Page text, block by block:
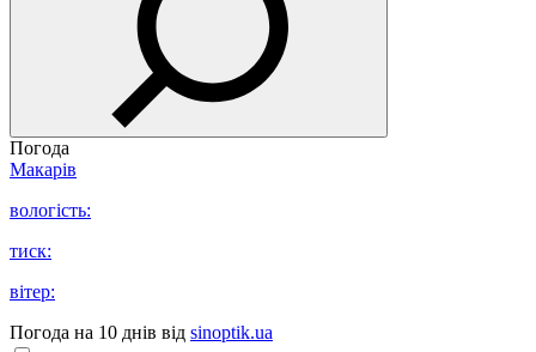
Погода
Макарів
вологість:
тиск:
вітер:
Погода на 10 днів від sinoptik.ua